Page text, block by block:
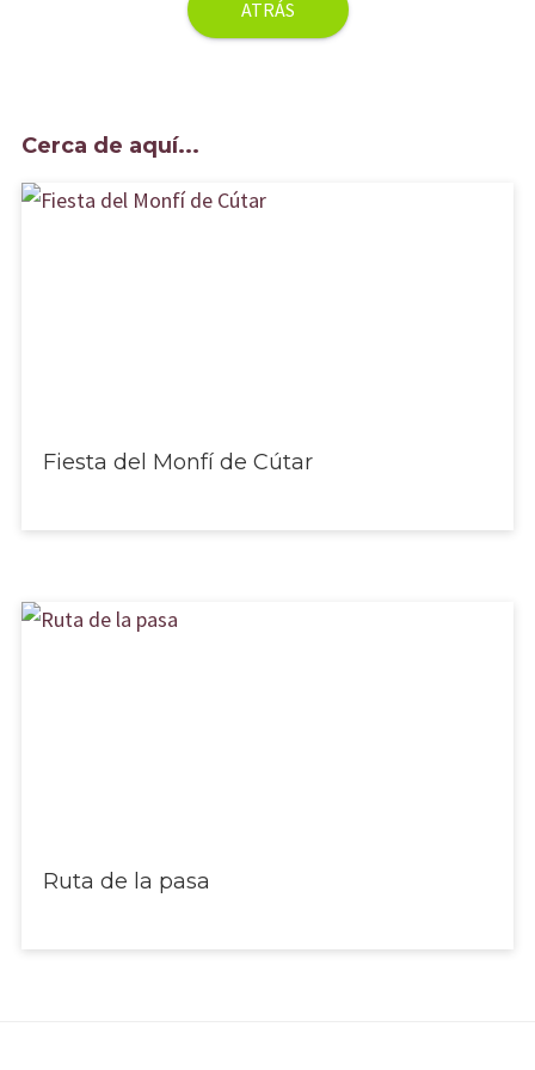
o er sA
Cerca de aquí...
Fiesta del Monfí de Cútar
Ruta de la pasa